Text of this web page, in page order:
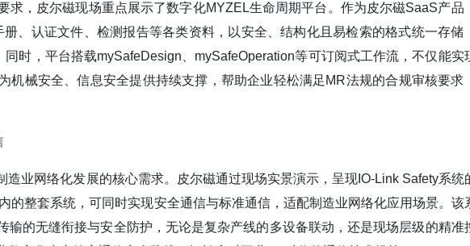
求，皮尔磁现场重点展示了数字化MYZEL生命周期平台。作为皮尔磁SaaS产品
、认证文件、检测报告等各类资料，以安全、结构化且易检索的格式统一存储
时，平台搭载mySafeDesign、mySafeOperation等可订阅式工作流，不仅能实
机械安全、信息安全提供持续支撑，帮助企业轻松满足MR法规的合规审核要求
业网络化发展的核心需求。皮尔磁通过现场实景演示，呈现IO-Link Safety系统
整套系统，可同时实现安全通信与标准通信，适配制造业网络化应用场景。该
输的无缝衔接与安全防护，无论是复杂产线的多设备联动，还是现场层级的精准